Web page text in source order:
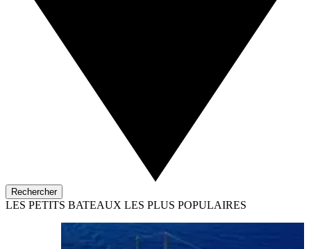
Rechercher
LES PETITS BATEAUX LES PLUS POPULAIRES